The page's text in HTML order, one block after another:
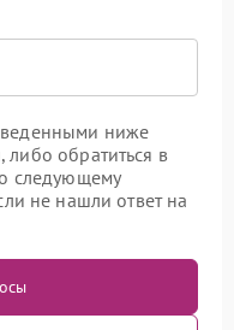
ниже
обратиться в
следующему
не нашли ответ на